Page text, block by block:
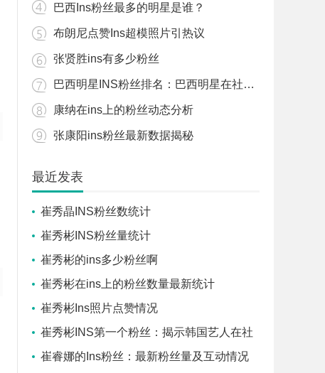
巴西Ins粉丝最多的明星是谁？
布朗尼点赞Ins超模照片引热议
张贤胜ins有多少粉丝
巴西明星INS粉丝排名：巴西明星在社交平台上的粉丝数据
康纳在ins上的粉丝动态分析
张康阳ins粉丝最新数据揭秘
最近发表
崔秀晶INS粉丝数统计
崔秀彬INS粉丝量统计
崔秀彬的ins多少粉丝啊
崔秀彬在ins上的粉丝数量最新统计
崔秀彬Ins照片点赞情况
崔秀彬INS第一个粉丝：揭示韩国艺人在社
交媒体上的粉丝支持！
崔睿娜的Ins粉丝：最新粉丝量及互动情况